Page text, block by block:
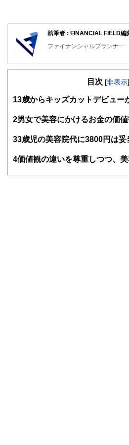
執筆者 : FINANCIAL FIELD編
ファイナンシャルプランナー
FinancialField編集部は、金融
知識がない方でも理解できる
得者を中心に「お金や暮らし
験者で構成され、企画立案か
護士、税理士、宅地建物取引
士、行政書士、投資アナリス
目次 [非表示]
13歳からキッズカットデビュー
2男女で美容にかけるお金の価値
33歳児の美容院代に3800円は妥
4価値観の違いを尊重しつつ、